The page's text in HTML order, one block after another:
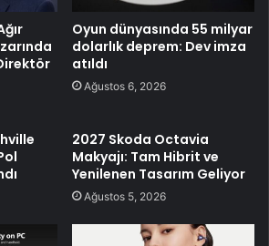
Oyun dünyasında 55 milyar
dolarlık deprem: Dev imza
atıldı
Ağustos 6, 2026
2027 Skoda Octavia
Makyajı: Tam Hibrit ve
Yenilenen Tasarım Geliyor
Ağustos 5, 2026